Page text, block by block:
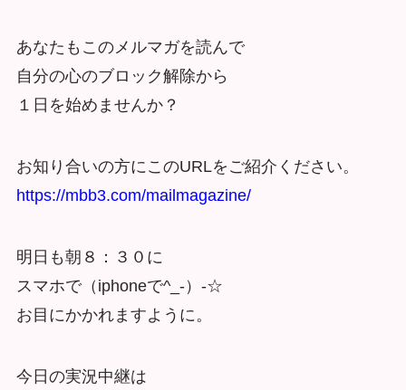
あなたもこのメルマガを読んで
自分の心のブロック解除から
１日を始めませんか？
お知り合いの方にこのURLをご紹介ください。
https://mbb3.com/mailmagazine/
明日も朝８：３０に
スマホで（iphoneで^_-）-☆
お目にかかれますように。
今日の実況中継は